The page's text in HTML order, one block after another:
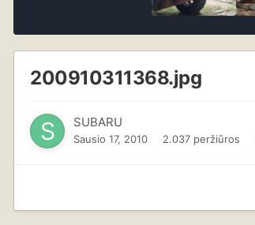
200910311368.jpg
SUBARU
Sausio 17, 2010 2.037 peržiūros